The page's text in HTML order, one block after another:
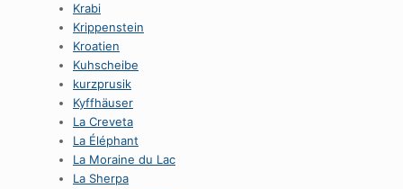
Krabi
Krippenstein
Kroatien
Kuhscheibe
kurzprusik
Kyffhäuser
La Creveta
La Éléphant
La Moraine du Lac
La Sherpa